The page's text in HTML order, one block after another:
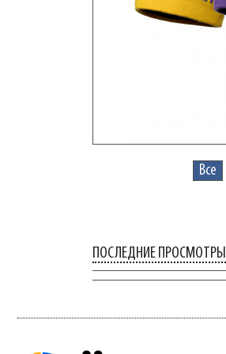
Все
ПОСЛЕДНИЕ ПРОСМОТРЫ